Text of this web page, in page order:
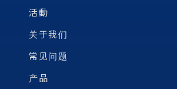
活動
关于我们
常见问题
产品